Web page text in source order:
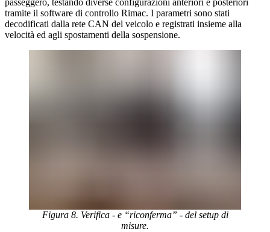
passeggero, testando diverse configurazioni anteriori e posteriori
tramite il software di controllo Rimac. I parametri sono stati
decodificati dalla rete CAN del veicolo e registrati insieme alla
velocità ed agli spostamenti della sospensione.
Figura 8. Verifica - e “riconferma” - del setup di
misure.